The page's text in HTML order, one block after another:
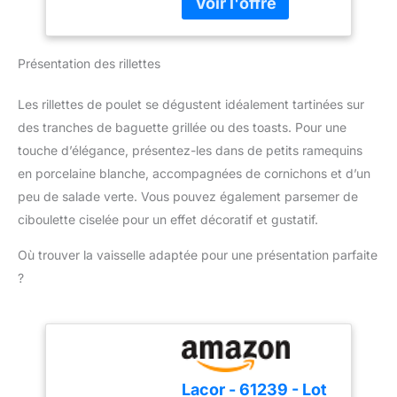
Accessoire polyvalent
inclus : Le mixeur est
ingrédients, simplifiant la
préparation des repas
Contenu de la livraison :
Mixeur plongeant
vitesses et gobelet
doseur
effort, tout cela en
évite les éclaboussures
et les dégâts, pour une
plus agréable DESIGN
CONFORTABLE : Une
poignée ergonomique
avec une prise en main
expérience plus facile et
lames Zelkrom qui
garantissent des
performances durables
REPARABILITE 15 ANS
Présentation des rillettes
Les rillettes de poulet se dégustent idéalement tartinées sur
des tranches de baguette grillée ou des toasts. Pour une
touche d’élégance, présentez-les dans de petits ramequins
en porcelaine blanche, accompagnées de cornichons et d’un
peu de salade verte. Vous pouvez également parsemer de
ciboulette ciselée pour un effet décoratif et gustatif.
Où trouver la vaisselle adaptée pour une présentation parfaite
?
Lacor - 61239 - Lot